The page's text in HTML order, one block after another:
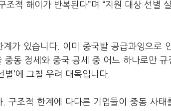
적 해이가 반복된다”며 “지원 대상 선별
가 있습니다. 이미 중국발 공급과잉으로
동 정세와 중국 공세 중 어느 하나로만 규
’에 그칠 우려 대목입니다.
조적 한계에 다다른 기업들이 중동 사태